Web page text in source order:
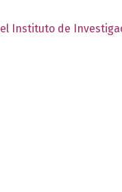
Instituto de